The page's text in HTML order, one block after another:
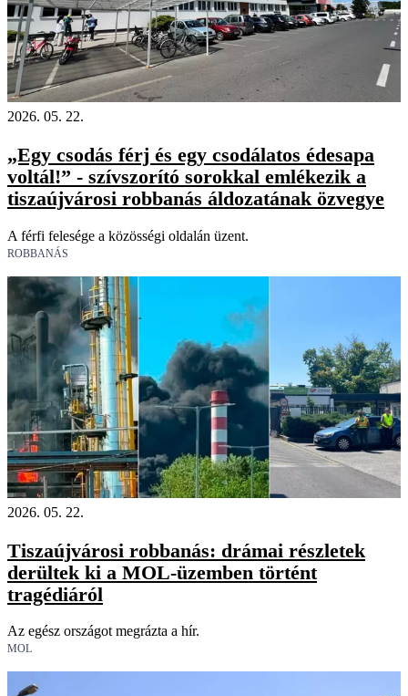
2026. 05. 22.
„Egy csodás férj és egy csodálatos édesapa
voltál!” - szívszorító sorokkal emlékezik a
tiszaújvárosi robbanás áldozatának özvegye
A férfi felesége a közösségi oldalán üzent.
ROBBANÁS
2026. 05. 22.
Tiszaújvárosi robbanás: drámai részletek
derültek ki a MOL-üzemben történt
tragédiáról
Az egész országot megrázta a hír.
MOL